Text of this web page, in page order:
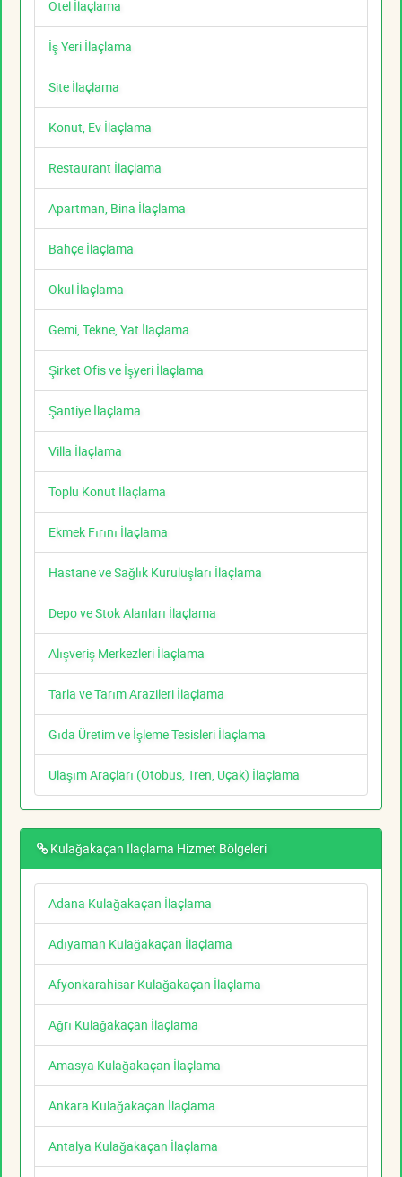
Otel İlaçlama
İş Yeri İlaçlama
Site İlaçlama
Konut, Ev İlaçlama
Restaurant İlaçlama
Apartman, Bina İlaçlama
Bahçe İlaçlama
Okul İlaçlama
Gemi, Tekne, Yat İlaçlama
Şirket Ofis ve İşyeri İlaçlama
Şantiye İlaçlama
Villa İlaçlama
Toplu Konut İlaçlama
Ekmek Fırını İlaçlama
Hastane ve Sağlık Kuruluşları İlaçlama
Depo ve Stok Alanları İlaçlama
Alışveriş Merkezleri İlaçlama
Tarla ve Tarım Arazileri İlaçlama
Gıda Üretim ve İşleme Tesisleri İlaçlama
Ulaşım Araçları (Otobüs, Tren, Uçak) İlaçlama
Kulağakaçan İlaçlama Hizmet Bölgeleri
Adana Kulağakaçan İlaçlama
Adıyaman Kulağakaçan İlaçlama
Afyonkarahisar Kulağakaçan İlaçlama
Ağrı Kulağakaçan İlaçlama
Amasya Kulağakaçan İlaçlama
Ankara Kulağakaçan İlaçlama
Antalya Kulağakaçan İlaçlama